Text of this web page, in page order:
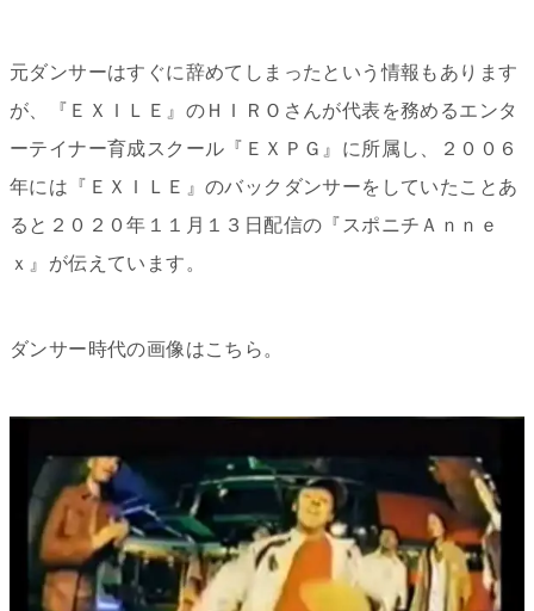
元ダンサーはすぐに辞めてしまったという情報もあります
が、『ＥＸＩＬＥ』のＨＩＲＯさんが代表を務めるエンタ
ーテイナー育成スクール『ＥＸＰＧ』に所属し、２００６
年には『ＥＸＩＬＥ』のバックダンサーをしていたことあ
ると２０２０年１１月１３日配信の『スポニチＡｎｎｅ
ｘ』が伝えています。
ダンサー時代の画像はこちら。